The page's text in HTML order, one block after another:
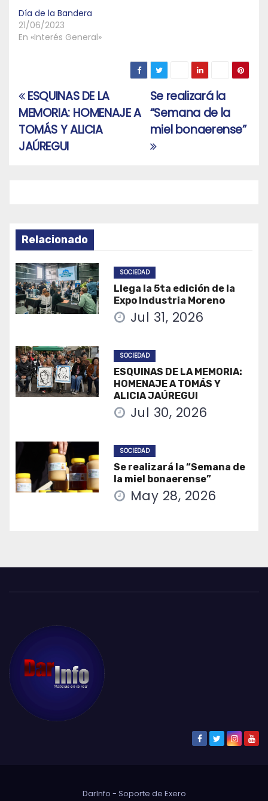
Día de la Bandera
21/06/2023
En «Interés General»
Navegación
de
entradas
Se realizará la
“Semana de la
miel bonaerense”
ESQUINAS DE LA
MEMORIA: HOMENAJE A
TOMÁS Y ALICIA
JAÚREGUI
Relacionado
SOCIEDAD
Llega la 5ta edición de la
Expo Industria Moreno
Jul 31, 2026
SOCIEDAD
ESQUINAS DE LA MEMORIA:
HOMENAJE A TOMÁS Y
ALICIA JAÚREGUI
Jul 30, 2026
SOCIEDAD
Se realizará la “Semana de
la miel bonaerense”
May 28, 2026
DarInfo - Soporte de Exero